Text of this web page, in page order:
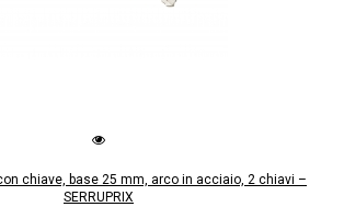
chiave, base 25 mm, arco in acciaio, 2 chiavi –
SERRUPRIX